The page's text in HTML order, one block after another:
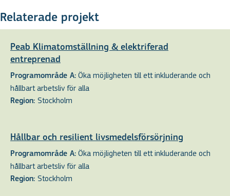
Relaterade projekt
Peab Klimatomställning & elektriferad
entreprenad
Programområde A: Öka möjligheten till ett inkluderande och
hållbart arbetsliv för alla
Region: Stockholm
Hållbar och resilient livsmedelsförsörjning
Programområde A: Öka möjligheten till ett inkluderande och
hållbart arbetsliv för alla
Region: Stockholm